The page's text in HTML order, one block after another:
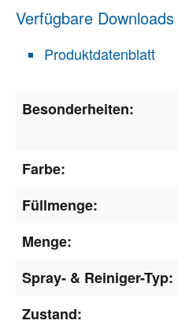
Verfügbare Downloads
Produktdatenblatt
Besonderheiten:
Farbe:
Füllmenge:
Menge:
Spray- & Reiniger-Typ:
Zustand: